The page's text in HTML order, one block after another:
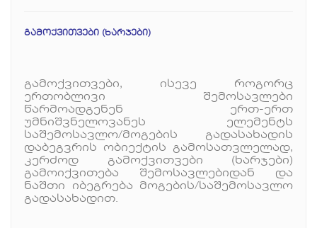
გამოქვითვები (ხარჯები)
გამოქვითვები, ისევე როგორც
ერთობლივი შემოსავლები
წარმოადგენენ ერთ-ერთ
უმნიშვნელოვანეს ელემენტს
საშემოსავლო/მოგების გადასახადის
დაბეგვრის ობიექტის გამოსათვლელად,
კერძოდ გამოქვითვები (ხარჯები)
გამოიქვითება შემოსავლებიდან და
ნაშთი იბეგრება მოგების/საშემოსავლო
გადასახადით.